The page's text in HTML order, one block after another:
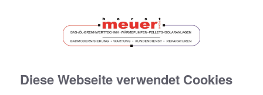
Diese Webseite verwendet Cookies